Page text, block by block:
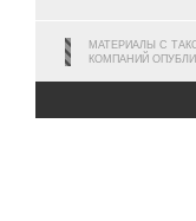
МАТЕРИАЛЫ С
КОМПАНИЙ